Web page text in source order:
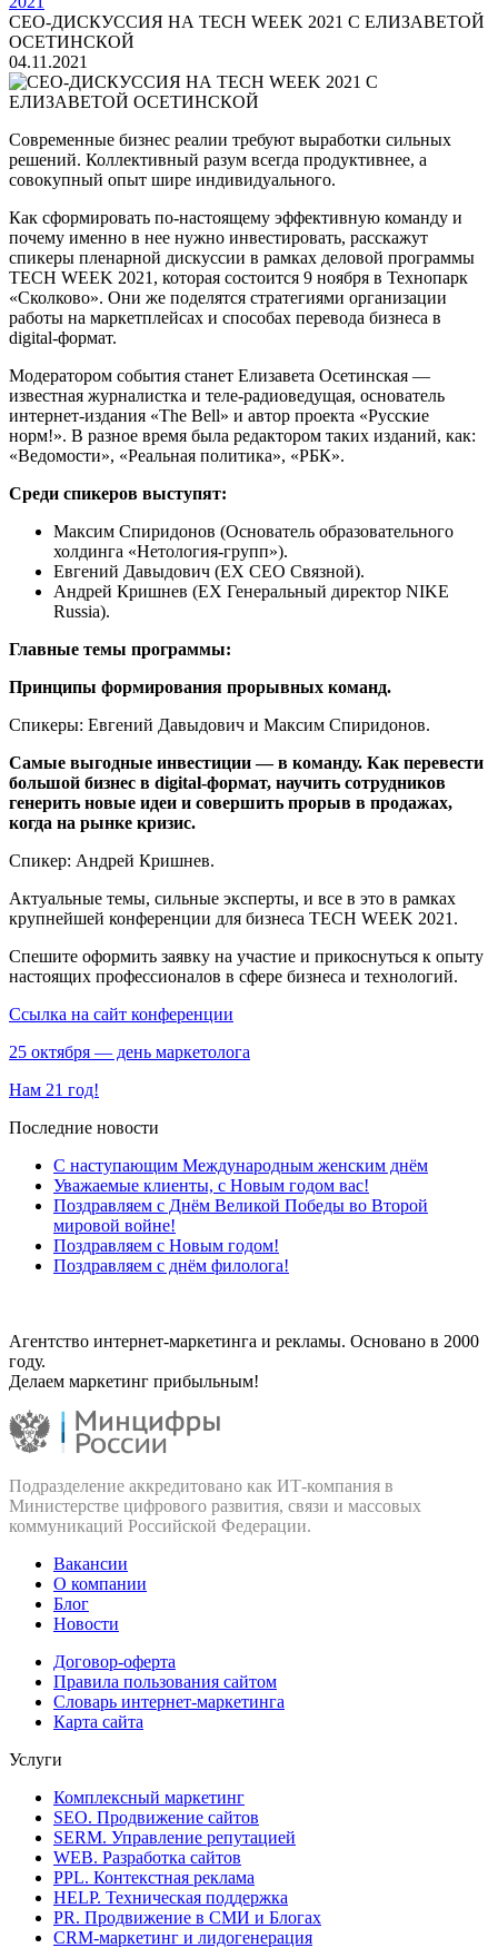
CEO-ДИСКУССИЯ НА TECH WEEK 2021 С ЕЛИЗАВЕТОЙ
ОСЕТИНСКОЙ
04.11.2021
Современные бизнес реалии требуют выработки сильных
решений. Коллективный разум всегда продуктивнее, а
совокупный опыт шире индивидуального.
Как сформировать по-настоящему эффективную команду и
почему именно в нее нужно инвестировать, расскажут
спикеры пленарной дискуссии в рамках деловой программы
TECH WEEK 2021, которая состоится 9 ноября в Технопарк
«Сколково». Они же поделятся стратегиями организации
работы на маркетплейсах и способах перевода бизнеса в
digital-формат.
Модератором события станет Елизавета Осетинская —
известная журналистка и теле-радиоведущая, основатель
интернет-издания «The Bell» и автор проекта «Русские
норм!». В разное время была редактором таких изданий, как:
«Ведомости», «Реальная политика», «РБК».
Среди спикеров выступят:
Максим Спиридонов (Основатель образовательного
холдинга «Нетология-групп»).
Евгений Давыдович (EX CEO Связной).
Андрей Кришнев (EX Генеральный директор NIKE
Russia).
Главные темы программы:
Принципы формирования прорывных команд.
Спикеры: Евгений Давыдович и Максим Спиридонов.
Самые выгодные инвестиции — в команду. Как перевести
большой бизнес в digital-формат, научить сотрудников
генерить новые идеи и совершить прорыв в продажах,
когда на рынке кризис.
Спикер: Андрей Кришнев.
Актуальные темы, сильные эксперты, и все в это в рамках
крупнейшей конференции для бизнеса TECH WEEK 2021.
Спешите оформить заявку на участие и прикоснуться к опыту
настоящих профессионалов в сфере бизнеса и технологий.
Ссылка на сайт конференции
25 октября — день маркетолога
Нам 21 год!
Последние новости
С наступающим Международным женским днём
Уважаемые клиенты, с Новым годом вас!
Поздравляем с Днём Великой Победы во Второй
мировой войне!
Поздравляем с Новым годом!
Поздравляем с днём филолога!
Агентство интернет-маркетинга и рекламы. Основано в 2000
году.
Делаем маркетинг прибыльным!
Подразделение аккредитовано как ИТ‑компания в
Министерстве цифрового развития, связи и массовых
коммуникаций Российской Федерации.
Вакансии
О компании
Блог
Новости
Договор-оферта
Правила пользования сайтом
Словарь интернет-маркетинга
Карта сайта
Услуги
Комплексный маркетинг
SEO. Продвижение сайтов
SERM. Управление репутацией
WEB. Разработка сайтов
PPL. Контекстная реклама
HELP. Техническая поддержка
PR. Продвижение в СМИ и Блогах
CRM-маркетинг и лидогенерация